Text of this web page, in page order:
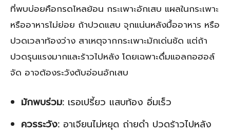
ที่พบบ่อยคือกรดไหลย้อน กระเพาะอักเสบ แผลในกระเพาะ
หรืออาหารไม่ย่อย ถ้าปวดแสบ จุกแน่นหลังมื้ออาหาร หรือ
ปวดเวลาท้องว่าง สาเหตุจากกระเพาะมักเด่นชัด แต่ถ้า
ปวดรุนแรงมากและร้าวไปหลัง โดยเฉพาะดื่มแอลกอฮอล์
จัด อาจต้องระวังตับอ่อนอักเสบ
มักพบร่วม: เรอเปรี้ยว แสบท้อง อิ่มเร็ว
ควรระวัง: อาเจียนไม่หยุด ถ่ายดำ ปวดร้าวไปหลัง